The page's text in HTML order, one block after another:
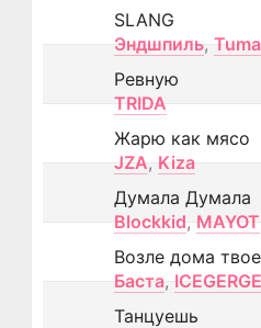
SLANG
Эндшпиль,
Ревную
TRIDA
Жарю как мясо
JZA, Kiza
Думала Думала
Blockkid, MAYOT
Возле дома
Баста,
Танцуешь